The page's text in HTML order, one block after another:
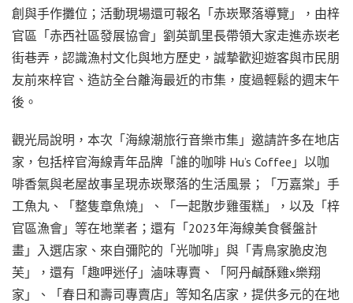
創與手作攤位；活動現場還可報名「赤崁聚落導覽」，由梓
官區「赤西社區發展協會」劉英凱里長帶領大家走進赤崁老
街巷弄，認識漁村文化與地方歷史，誠摯歡迎遊客與市民朋
友前來梓官、造訪全台離海最近的市集，度過輕鬆的週末午
後。
觀光局說明，本次「海線潮旅行音樂市集」邀請許多在地店
家，包括梓官海線青年品牌「誰的咖啡 Hu’s Coffee」以咖
啡香氣與老屋故事呈現赤崁聚落的生活風景；「万嘉棠」手
工魚丸、「整隻章魚燒」、「一起散步雞蛋糕」，以及「梓
官區漁會」等在地業者；還有「2023年海線美食餐盤計
畫」入選店家、來自彌陀的「光咖啡」與「青鳥家脆皮泡
芙」，還有「趣呷迷仔」滷味專賣、「阿丹鹹酥雞x樂翔
家」、「春日和壽司專賣店」等知名店家，提供多元的在地